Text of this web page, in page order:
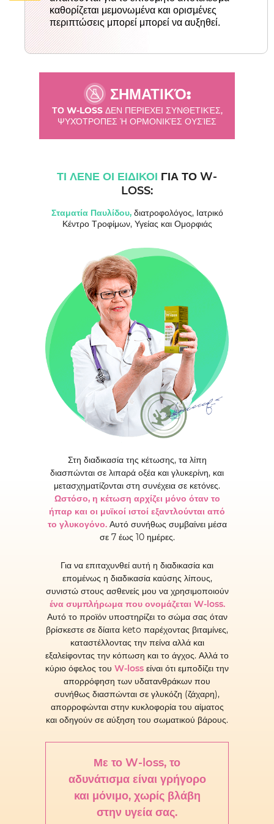
καθορίζεται μεμονωμένα και ορισμένες
περιπτώσεις μπορεί μπορεί να αυξηθεί.
ΣΗΜΑΤΙΚΌ:
ΤΟ W-LOSS ΔΕΝ ΠΕΡΙΕΧΕΙ ΣΥΝΘΕΤΙΚΈΣ,
ΨΥΧΌΤΡΟΠΕΣ Ή ΟΡΜΟΝΙΚΈΣ ΟΥΣΊΕΣ
ΤΙ ΛΕΝΕ ΟΙ ΕΙΔΙΚΟΙ ΓΙΑ ΤΟ W-
LOSS:
Σταματία Παυλίδου, διατροφολόγος, Ιατρικό
Κέντρο Τροφίμων, Υγείας και Ομορφιάς
Στη διαδικασία της κέτωσης, τα λίπη
διασπώνται σε λιπαρά οξέα και γλυκερίνη, και
μετασχηματίζονται στη συνέχεια σε κετόνες.
Ωστόσο, η κέτωση αρχίζει μόνο όταν το
ήπαρ και οι μυϊκοί ιστοί εξαντλούνται από
το γλυκογόνο. Αυτό συνήθως συμβαίνει μέσα
σε 7 έως 10 ημέρες.
Για να επιταχυνθεί αυτή η διαδικασία και
επομένως η διαδικασία καύσης λίπους,
συνιστώ στους ασθενείς μου να χρησιμοποιούν
ένα συμπλήρωμα που ονομάζεται W-loss.
Αυτό το προϊόν υποστηρίζει το σώμα σας όταν
βρίσκεστε σε δίαιτα keto παρέχοντας βιταμίνες,
καταστέλλοντας την πείνα αλλά και
εξαλείφοντας την κόπωση και το άγχος. Αλλά το
κύριο όφελος του W-loss είναι ότι εμποδίζει την
απορρόφηση των υδατανθράκων που
συνήθως διασπώνται σε γλυκόζη (ζάχαρη),
απορροφώνται στην κυκλοφορία του αίματος
και οδηγούν σε αύξηση του σωματικού βάρους.
Με το W-loss, το
αδυνάτισμα είναι γρήγορο
και μόνιμο, χωρίς βλάβη
στην υγεία σας.